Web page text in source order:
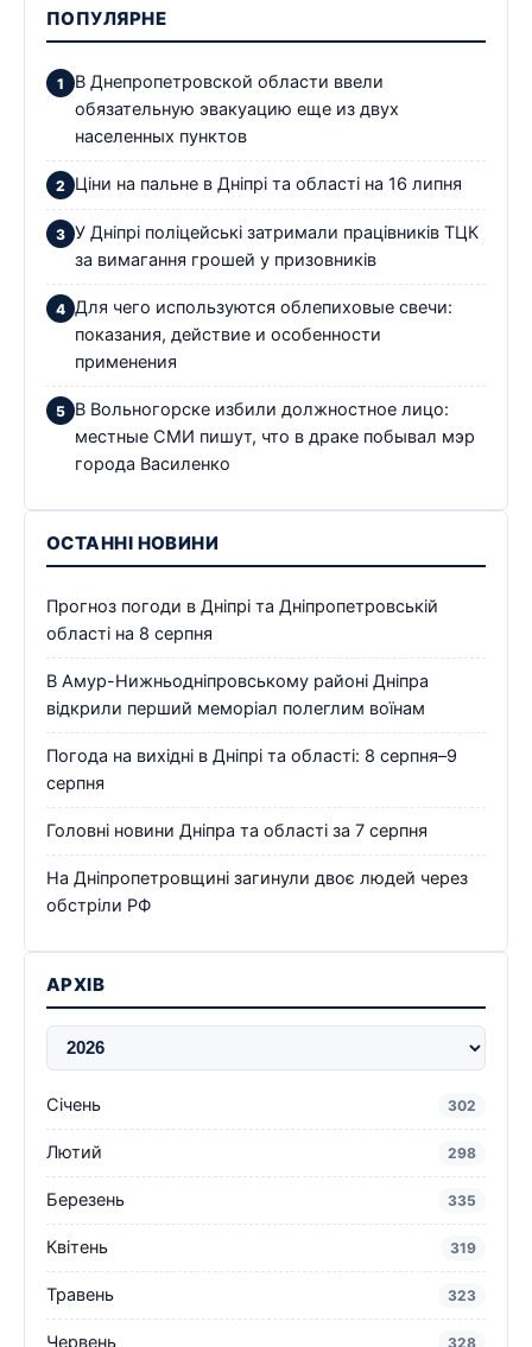
ПОПУЛЯРНЕ
В Днепропетровской области ввели
обязательную эвакуацию еще из двух
населенных пунктов
Ціни на пальне в Дніпрі та області на 16 липня
У Дніпрі поліцейські затримали працівників ТЦК
за вимагання грошей у призовників
Для чего используются облепиховые свечи:
показания, действие и особенности
применения
В Вольногорске избили должностное лицо:
местные СМИ пишут, что в драке побывал мэр
города Василенко
ОСТАННІ НОВИНИ
Прогноз погоди в Дніпрі та Дніпропетровській
області на 8 серпня
В Амур-Нижньодніпровському районі Дніпра
відкрили перший меморіал полеглим воїнам
Погода на вихідні в Дніпрі та області: 8 серпня–9
серпня
Головні новини Дніпра та області за 7 серпня
На Дніпропетровщині загинули двоє людей через
обстріли РФ
АРХІВ
Січень 302
Лютий 298
Березень 335
Квітень 319
Травень 323
Червень 328